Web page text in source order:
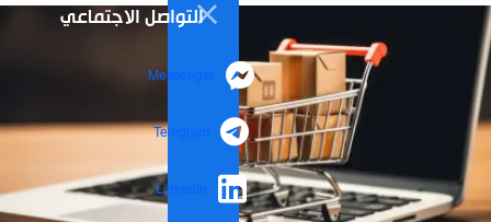
التواصل الاجتماعي
Messenger
Telegram
LinkedIn